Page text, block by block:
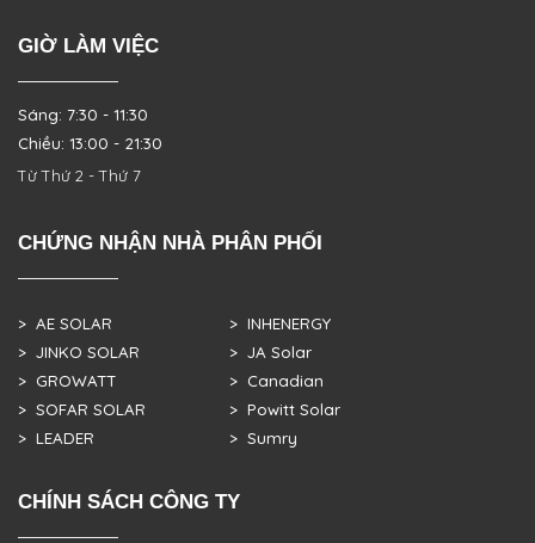
GIỜ LÀM VIỆC
Sáng: 7:30 - 11:30
Chiều: 13:00 - 21:30
Từ Thứ 2 - Thứ 7
CHỨNG NHẬN NHÀ PHÂN PHỐI
> AE SOLAR
> JINKO SOLAR
> GROWATT
> SOFAR SOLAR
> LEADER
> INHENERGY
> JA Solar
> Canadian
> Powitt Solar
> Sumry
CHÍNH SÁCH CÔNG TY